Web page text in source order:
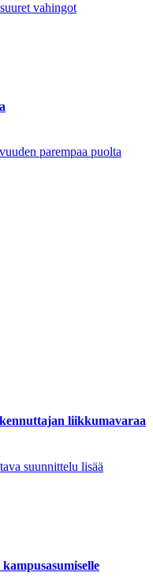
vahingot
parempaa puolta
liikkumavaraa
suunnittelu lisää